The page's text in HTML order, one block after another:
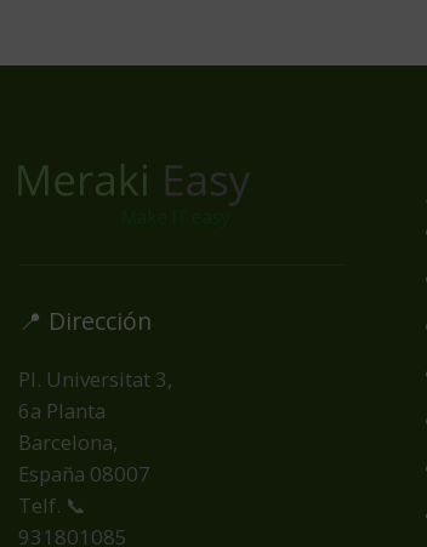
📍 Dirección
Pl. Universitat 3,
6a Planta
Barcelona,
España 08007
Telf. 📞
931801085